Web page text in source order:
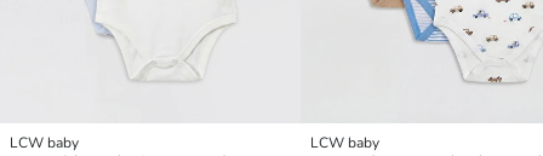
LCW baby
LCW baby